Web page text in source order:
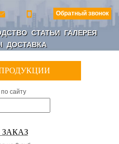
Обратный звонок
СТАТЬИ ГАЛЕРЕЯ
ДОСТАВКА
сайту